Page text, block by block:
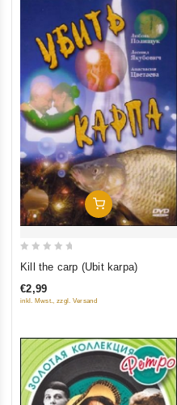
In Den Warenkorb
of
Kill the carp (Ubit karpa)
€2,99
inkl. Mwst., zzgl. Versand